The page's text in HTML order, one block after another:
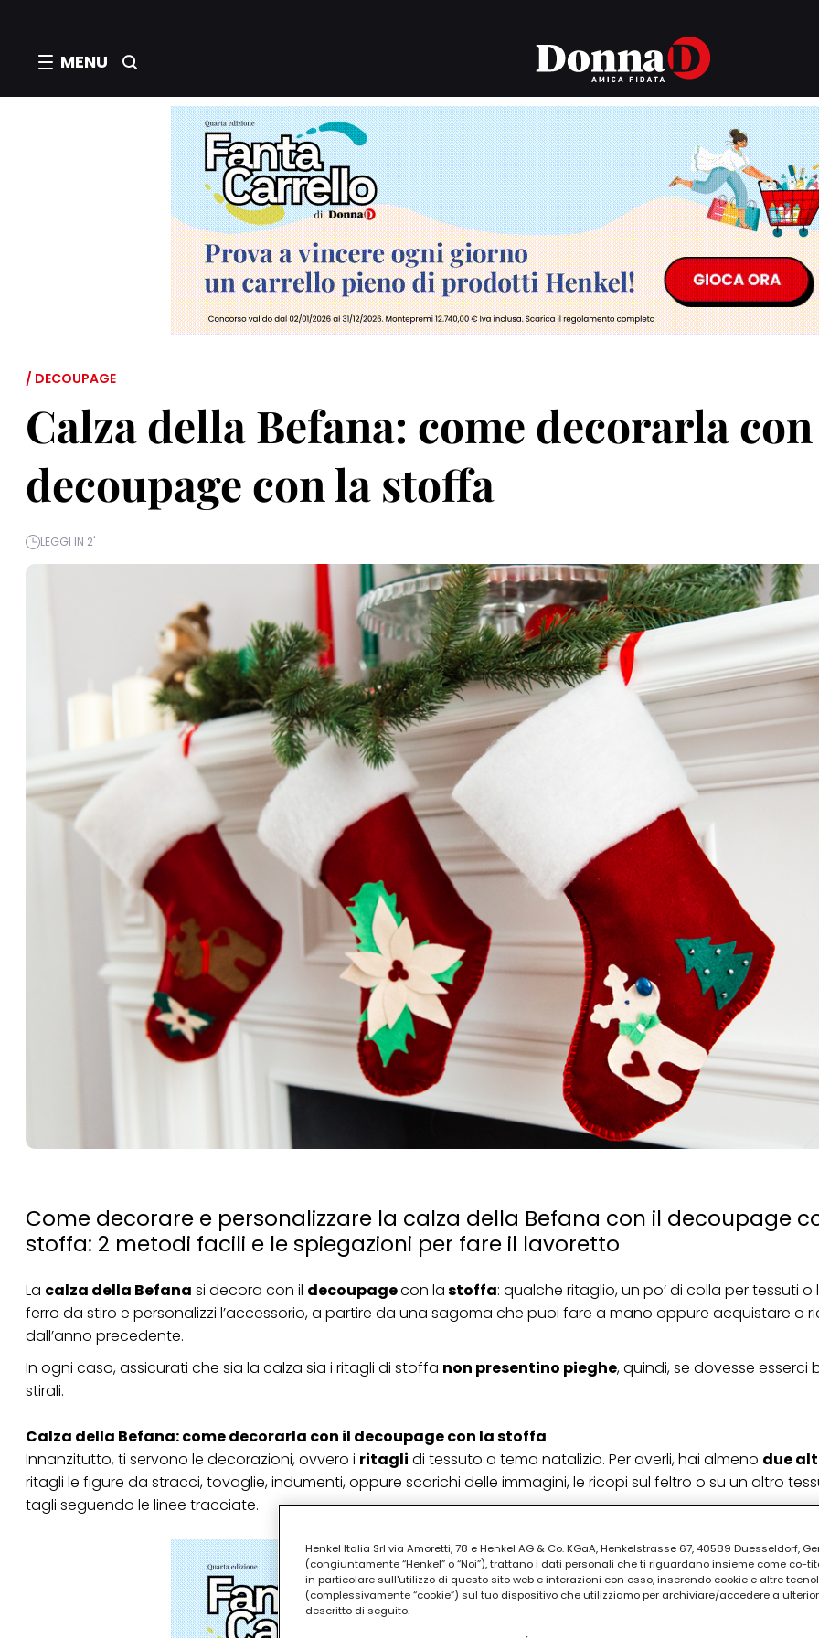
MENU
/ DECOUPAGE
Calza della Befana: come decorarla
decoupage con la stoffa
LEGGI IN 2'
Come decorare e personalizzare la calza della Befana con il decoupage
stoffa: 2 metodi facili e le spiegazioni per fare il lavoretto
La calza della Befana si decora con il decoupagecon lastoffa: qualche ritaglio, un po’ di colla per tessuti o
ferro da stiro e personalizzi l’accessorio, a partire da una sagoma che puoi fare a mano oppure acquistare o
dall’anno precedente.
In ogni caso, assicurati che sia la calza sia i ritagli di stoffa non presentino pieghe, quindi, se dovesse esserci
stirali.
Calza della Befana: come decorarla con il decoupage con la stoffa
Innanzitutto, ti servono le decorazioni, ovvero i ritagli di tessuto a tema natalizio. Per averli, hai almeno due
ritagli le figure da stracci, tovaglie, indumenti, oppure scarichi delle immagini, le ricopi sul feltro o su un altro
tagli seguendo le linee tracciate.
Henkel Italia Srl via Amoretti, 78 e Henkel AG & Co. KGaA, Henkelstrasse 67, 40589 Duesseldorf,
(congiuntamente “Henkel” o “Noi”), trattano i dati personali che ti riguardano insieme come co-
in particolare sull'utilizzo di questo sito web e interazioni con esso, inserendo cookie e altre
(complessivamente “cookie”) sul tuo dispositivo che utilizziamo per archiviare/accedere a
descritto di seguito.